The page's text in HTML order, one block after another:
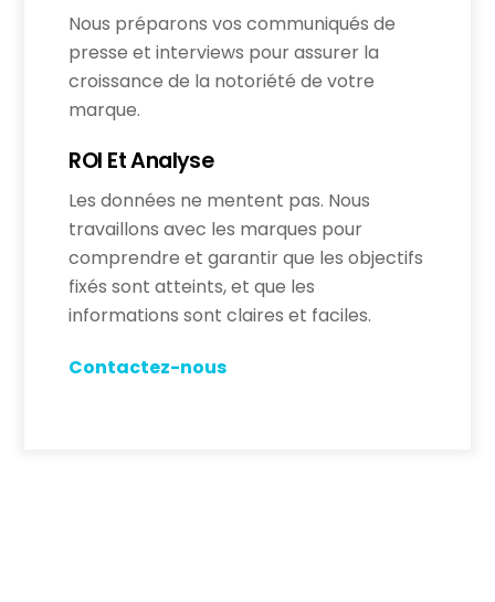
Nous préparons vos communiqués de
presse et interviews pour assurer la
croissance de la notoriété de votre
marque.
ROI Et Analyse
Les données ne mentent pas. Nous
travaillons avec les marques pour
comprendre et garantir que les objectifs
fixés sont atteints, et que les
informations sont claires et faciles.
Contactez-nous